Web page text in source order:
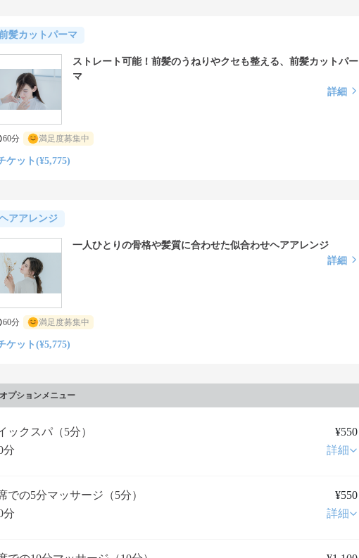
髪カットパーマ
ストレート可能！前髪のうねりやクセも整える、前髪カットパー
マ
詳細
60分 満足度募集中
ケット(¥5,775)
アアレンジ
一人ひとりの骨格や髪質に合わせた似合わせヘアアレンジ
詳細
60分 満足度募集中
ケット(¥5,775)
プションメニュー
ックスパ（5分）
¥550
分
詳細
での5分マッサージ（5分）
¥550
分
詳細